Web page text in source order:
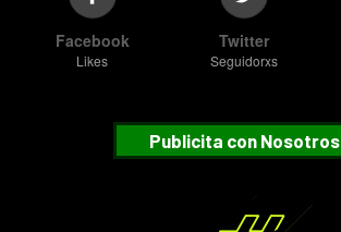
Facebook
Likes
Twitter
Seguidorxs
Publicita con Nosotros